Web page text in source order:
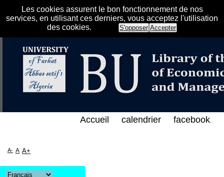
Les cookies assurent le bon fonctionnement de nos
services, en utilisant ces derniers, vous acceptez l'utilisation
des cookies.
S'opposer Accepter
الإلكتروني على الخط المباشر لمكتبة كلية
Accueil calendrier facebook.
A- A A+